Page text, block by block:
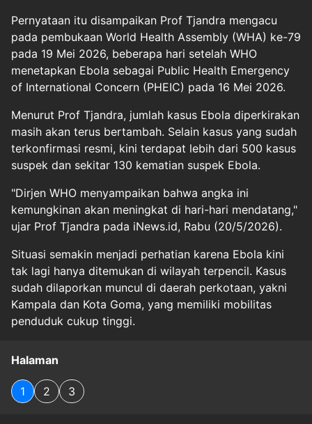
Pernyataan itu disampaikan Prof Tjandra mengacu
pada pembukaan World Health Assembly (WHA) ke-79
pada 19 Mei 2026, beberapa hari setelah WHO
menetapkan Ebola sebagai Public Health Emergency
of International Concern (PHEIC) pada 16 Mei 2026.
Menurut Prof Tjandra, jumlah kasus Ebola diperkirakan
masih akan terus bertambah. Selain kasus yang sudah
terkonfirmasi resmi, kini terdapat lebih dari 500 kasus
suspek dan sekitar 130 kematian suspek Ebola.
"Dirjen WHO menyampaikan bahwa angka ini
kemungkinan akan meningkat di hari-hari mendatang,"
ujar Prof Tjandra pada iNews.id, Rabu (20/5/2026).
Situasi semakin menjadi perhatian karena Ebola kini
tak lagi hanya ditemukan di wilayah terpencil. Kasus
sudah dilaporkan muncul di daerah perkotaan, yakni
Kampala dan Kota Goma, yang memiliki mobilitas
penduduk cukup tinggi.
Halaman
1 2 3